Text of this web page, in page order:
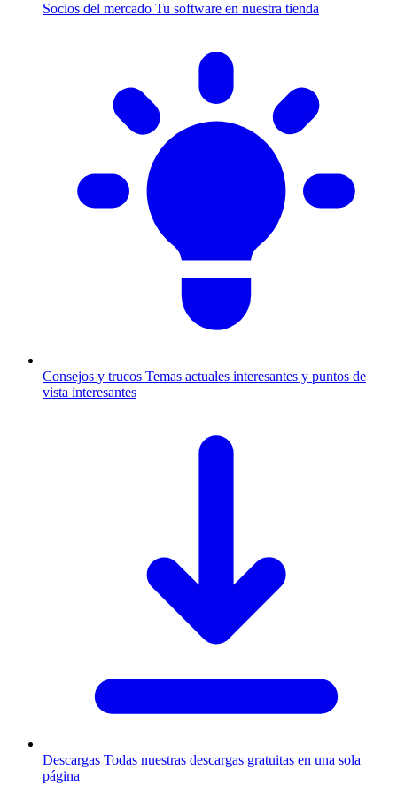
Socios del mercado Tu software en nuestra tienda
Consejos y trucos Temas actuales interesantes y puntos de
vista interesantes
Descargas Todas nuestras descargas gratuitas en una sola
página